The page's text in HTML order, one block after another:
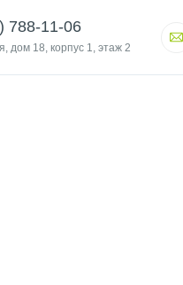
788-11-06
дом 18, корпус 1, этаж 2